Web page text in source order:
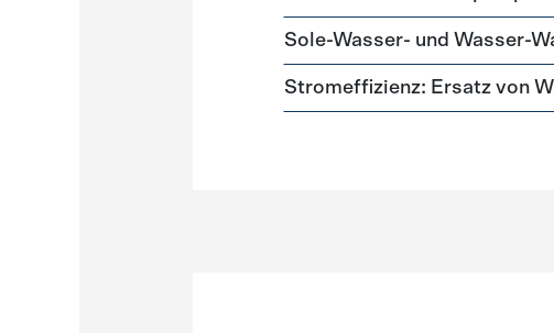
Sole-Wasser- und Wasser-
Stromeffizienz: Ersatz von